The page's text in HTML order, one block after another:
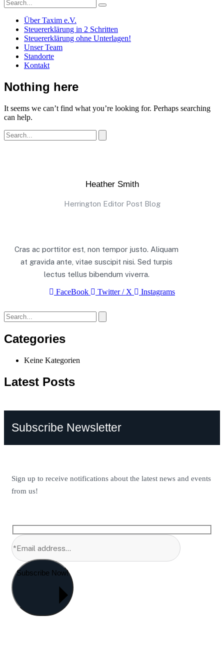
Über Taxim e.V.
Steuererklärung in 2 Schritten
Steuererklärung ohne Unterlagen!
Unser Team
Standorte
Kontakt
Nothing here
It seems we can’t find what you’re looking for. Perhaps searching
can help.
Heather Smith
Herrington Editor Post Blog
Cras ac porttitor est, non tempor justo. Aliquam
at gravida ante, vitae suscipit nisi. Sed turpis
lectus tellus bibendum viverra.
FaceBook Twitter / X Instagrams
Categories
Keine Kategorien
Latest Posts
Subscribe Newsletter
Sign up to receive notifications about the latest news and events
from us!
Subscribe Now!